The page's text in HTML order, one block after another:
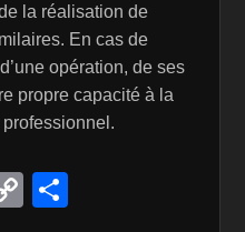
la réalisation de
En cas de
opération, de ses
propre capacité à la
C